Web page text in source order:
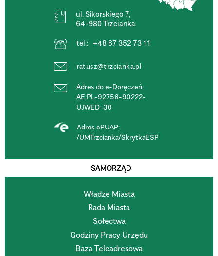
ul. Sikorskiego 7,
64-980 Trzcianka
tel.: +48 67 352 73 11
ratusz@trzcianka.pl
Adres do e-Doręczeń:
AE:PL-92756-90222-
UJWED-30
Adres ePUAP:
/UMTrzcianka/SkrytkaESP
SAMORZĄD
Władze Miasta
Rada Miasta
Sołectwa
Godziny Pracy Urzędu
Baza Teleadresowa